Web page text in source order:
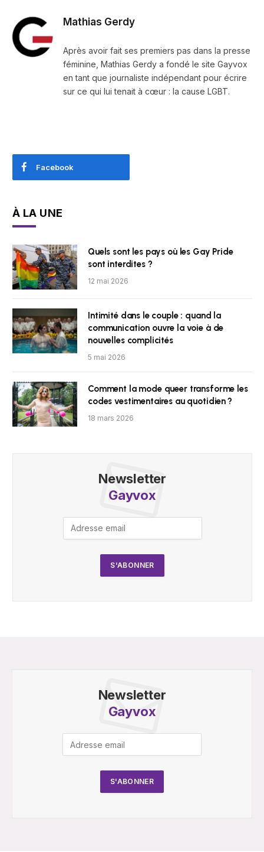
Mathias Gerdy
Après avoir fait ses premiers pas dans la presse
féminine, Mathias Gerdy a fondé le site Gayvox
en tant que journaliste indépendant pour écrire
sur ce qui lui tenait à cœur : la cause LGBT.
Facebook
À LA UNE
Quels sont les pays où les Gay Pride
sont interdites ?
12 mai 2026
Intimité dans le couple : quand la
communication ouvre la voie à de
nouvelles complicités
5 mai 2026
Comment la mode queer transforme les
codes vestimentaires au quotidien ?
18 mars 2026
Newsletter
Gayvox
Newsletter
Gayvox